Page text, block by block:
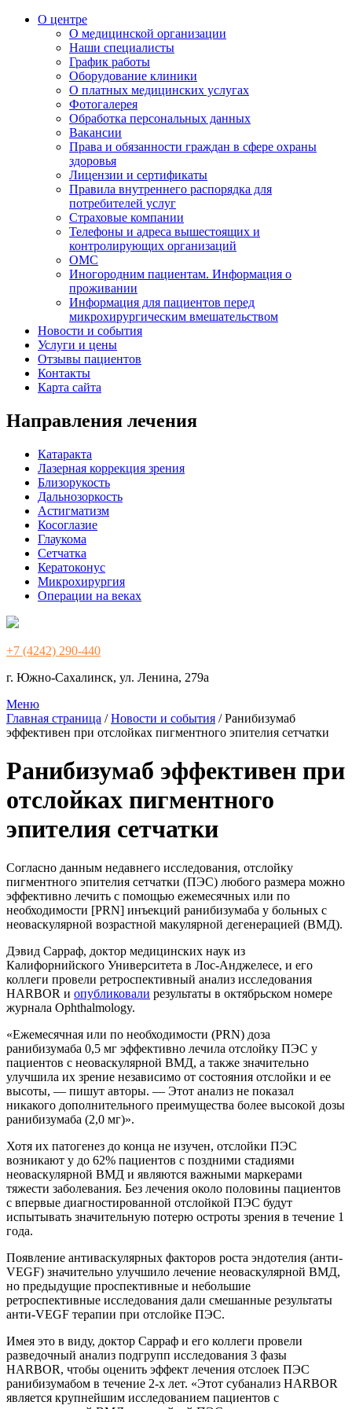
О центре
О медицинской организации
Наши специалисты
График работы
Оборудование клиники
О платных медицинских услугах
Фотогалерея
Обработка персональных данных
Вакансии
Права и обязанности граждан в сфере охраны
здоровья
Лицензии и сертификаты
Правила внутреннего распорядка для
потребителей услуг
Страховые компании
Телефоны и адреса вышестоящих и
контролирующих организаций
ОМС
Иногородним пациентам. Информация о
проживании
Информация для пациентов перед
микрохирургическим вмешательством
Новости и события
Услуги и цены
Отзывы пациентов
Контакты
Карта сайта
Направления лечения
Катаракта
Лазерная коррекция зрения
Близорукость
Дальнозоркость
Астигматизм
Косоглазие
Глаукома
Сетчатка
Кератоконус
Микрохирургия
Операции на веках
+7 (4242) 290-440
г. Южно-Сахалинск, ул. Ленина, 279а
Меню
Главная страница /Новости и события /Ранибизумаб
эффективен при отслойках пигментного эпителия сетчатки
Ранибизумаб эффективен при
отслойках пигментного
эпителия сетчатки
Согласно данным недавнего исследования, отслойку
пигментного эпителия сетчатки (ПЭС) любого размера можно
эффективно лечить с помощью ежемесячных или по
необходимости [PRN] инъекций ранибизумаба у больных с
неоваскулярной возрастной макулярной дегенерацией (ВМД).
Дэвид Сарраф, доктор медицинских наук из
Калифорнийского Университета в Лос-Анджелесе, и его
коллеги провели ретроспективный анализ исследования
HARBOR и опубликовали результаты в октябрьском номере
журнала Ophthalmology.
«Ежемесячная или по необходимости (PRN) доза
ранибизумаба 0,5 мг эффективно лечила отслойку ПЭС у
пациентов с неоваскулярной ВМД, а также значительно
улучшила их зрение независимо от состояния отслойки и ее
высоты, — пишут авторы. — Этот анализ не показал
никакого дополнительного преимущества более высокой дозы
ранибизумаба (2,0 мг)».
Хотя их патогенез до конца не изучен, отслойки ПЭС
возникают у до 62% пациентов с поздними стадиями
неоваскулярной ВМД и являются важными маркерами
тяжести заболевания. Без лечения около половины пациентов
с впервые диагностированной отслойкой ПЭС будут
испытывать значительную потерю остроты зрения в течение 1
года.
Появление антиваскулярных факторов роста эндотелия (анти-
VEGF) значительно улучшило лечение неоваскулярной ВМД,
но предыдущие проспективные и небольшие
ретроспективные исследования дали смешанные результаты
анти-VEGF терапии при отслойке ПЭС.
Имея это в виду, доктор Сарраф и его коллеги провели
разведочный анализ подгрупп исследования 3 фазы
HARBOR, чтобы оценить эффект лечения отслоек ПЭС
ранибизумабом в течение 2-х лет. «Этот субанализ HARBOR
является крупнейшим исследованием пациентов с